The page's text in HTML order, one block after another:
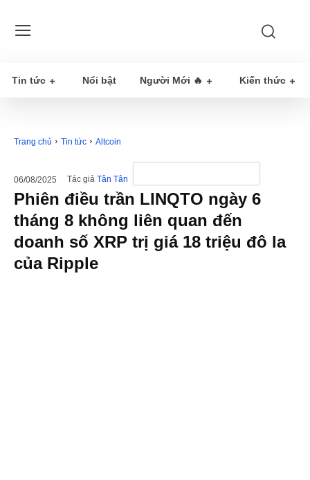
Tin tức Nổi bật Người Mới 🔥 Kiến thức
Trang chủ Tin tức Altcoin
06/08/2025 Tác giả Tân Tân
Phiên điều trần LINQTO ngày 6
tháng 8 không liên quan đến
doanh số XRP trị giá 18 triệu đô la
của Ripple